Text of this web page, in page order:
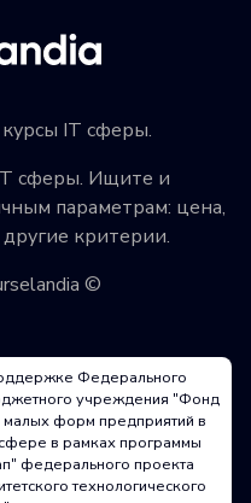
IT сферы.
сферы. Ищите и
параметрам: цена,
критерии.
©
Федерального
учреждения "Фонд
малых форм предприятий в
в рамках программы
федерального проекта
технологического